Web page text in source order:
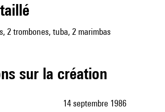
2 trombones, tuba, 2 marimbas
sur la création
14 septembre 1986